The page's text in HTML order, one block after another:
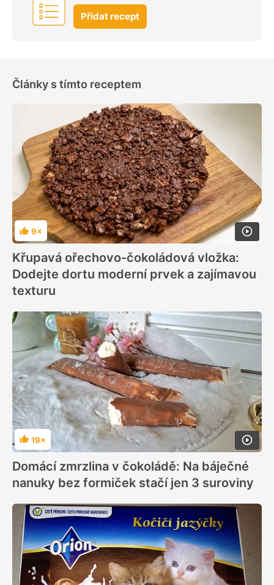
Přidat recept
Články s tímto receptem
Hodnocení
9×
Křupavá ořechovo-čokoládová vložka:
Dodejte dortu moderní prvek a zajímavou
texturu
Hodnocení
19×
Domácí zmrzlina v čokoládě: Na báječné
nanuky bez formiček stačí jen 3 suroviny